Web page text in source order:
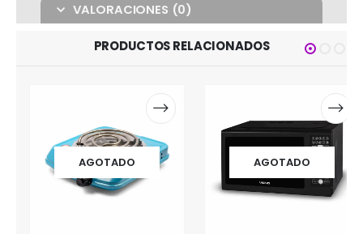
VALORACIONES (0)
PRODUCTOS RELACIONADOS
AGOTADO AGOTADO